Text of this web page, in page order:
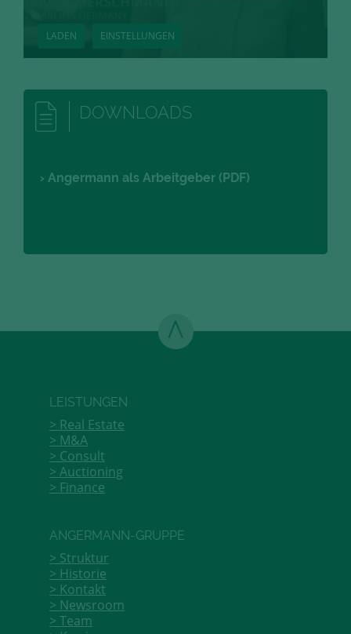
LADEN EINSTELLUNGEN
DOWNLOADS
Angermann als Arbeitgeber (PDF)
LEISTUNGEN
Real Estate
M&A
Consult
Auctioning
Finance
ANGERMANN-GRUPPE
Struktur
Historie
Kontakt
Newsroom
Team